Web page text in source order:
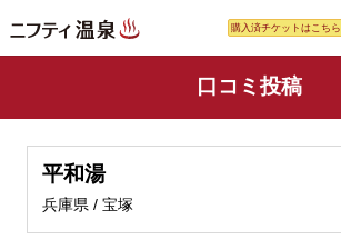
購入済チケットはこちら
口コミ投稿
平和湯
兵庫県 / 宝塚